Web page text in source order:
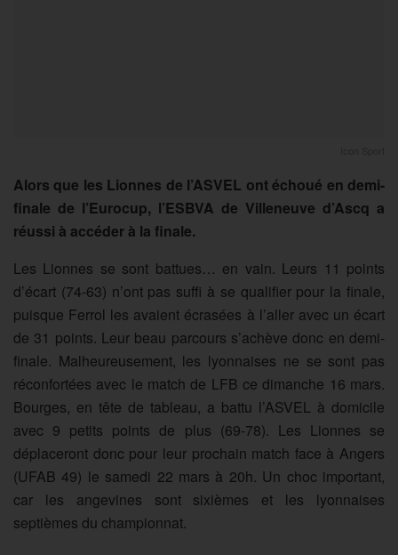
Alors que les Lionnes de l’ASVEL ont échoué en demi-
finale de l’Eurocup, l’ESBVA de Villeneuve d’Ascq a
réussi à accéder à la finale.
Les Lionnes se sont battues… en vain. Leurs 11 points
d’écart (74-63) n’ont pas suffi à se qualifier pour la finale,
puisque Ferrol les avaient écrasées à l’aller avec un écart
de 31 points. Leur beau parcours s’achève donc en demi-
finale. Malheureusement, les lyonnaises ne se sont pas
réconfortées avec le match de LFB ce dimanche 16 mars.
Bourges, en tête de tableau, a battu l’ASVEL à domicile
avec 9 petits points de plus (69-78). Les Lionnes se
déplaceront donc pour leur prochain match face à Angers
(UFAB 49) le samedi 22 mars à 20h. Un choc important,
car les angevines sont sixièmes et les lyonnaises
septièmes du championnat.